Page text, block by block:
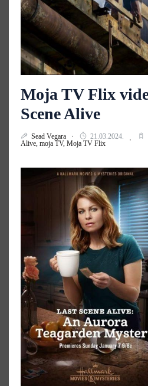
Moja TV Flix
Scene Alive
Sead Vegara 21.03.2024.
Alive, moja TV, Moja TV Flix